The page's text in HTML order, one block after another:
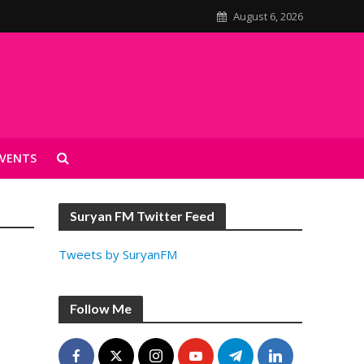
August 6, 2026
Suryan FM Twitter Feed
Tweets by SuryanFM
Follow Me